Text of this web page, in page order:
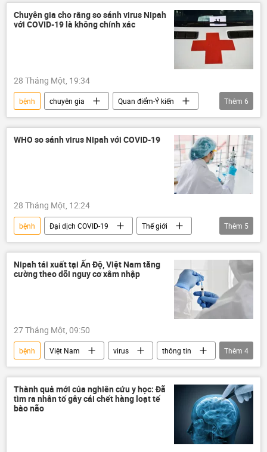
Chuyên gia cho rằng so sánh virus Nipah
với COVID-19 là không chính xác
28 Tháng Một, 19:34
bệnh chuyên gia
Quan điểm-Ý kiến
Ảnh hưởng về kinh tế-xã hội của đại dịch COVID-19
virus
y tế
Thế giới
Thêm 6
WHO so sánh virus Nipah với COVID-19
28 Tháng Một, 12:24
bệnh Đại dịch COVID-19
Thế giới
Sức khoẻ
Xã hội
WHO
virus
Ấn Độ
Thêm 5
Nipah tái xuất tại Ấn Độ, Việt Nam tăng
cường theo dõi nguy cơ xâm nhập
27 Tháng Một, 09:50
bệnh Việt Nam virus
thông tin
Bộ Y Tế Việt Nam
chữa bệnh
Xã hội
Ấn Độ
Thêm 4
Thành quả mới của nghiên cứu y học: Đã
tìm ra nhân tố gây cái chết hàng loạt tế
bào não